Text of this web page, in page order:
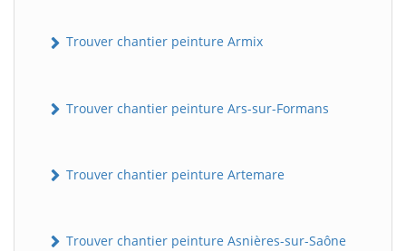
Trouver chantier peinture Armix
Trouver chantier peinture Ars-sur-Formans
Trouver chantier peinture Artemare
Trouver chantier peinture Asnières-sur-Saône